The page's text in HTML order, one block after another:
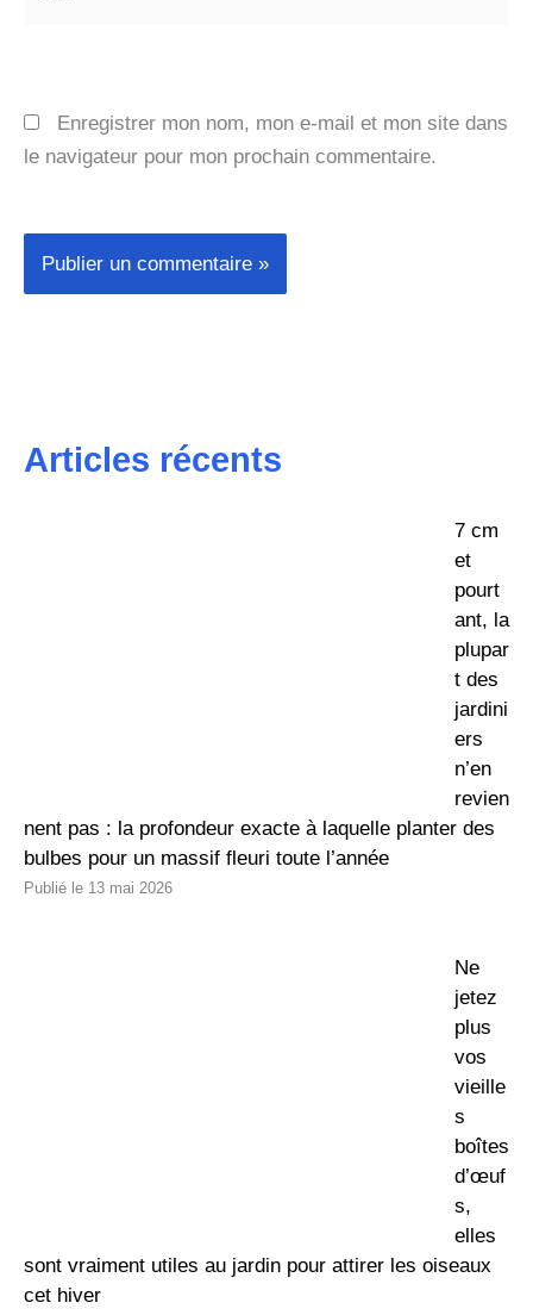
Enregistrer mon nom, mon e-mail et mon site dans
le navigateur pour mon prochain commentaire.
Articles récents
7 cm
et
pourt
ant, la
plupar
t des
jardini
ers
n’en
revien
nent pas : la profondeur exacte à laquelle planter des
bulbes pour un massif fleuri toute l’année
13 mai 2026
Ne
jetez
plus
vos
vieille
s
boîtes
d’œuf
s,
elles
sont vraiment utiles au jardin pour attirer les oiseaux
cet hiver